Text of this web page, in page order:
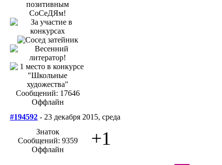
Сообщений: 17646
Оффлайн
#194592 - 23 декабря 2015, среда
Знаток
Сообщений: 9359
Оффлайн
+1